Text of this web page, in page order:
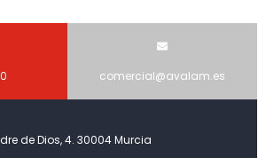
comercial@avalam.es
de Dios, 4. 30004 Murcia